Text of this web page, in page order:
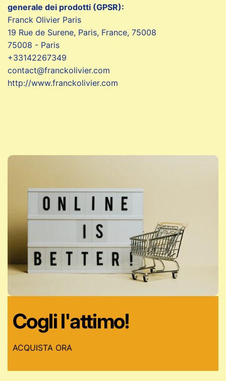
generale dei prodotti (GPSR):
Franck Olivier Paris
19 Rue de Surene, Paris, France, 75008
75008 - Paris
+33142267349
contact@franckolivier.com
http://www.franckolivier.com
Cogli l'attimo!
ACQUISTA ORA